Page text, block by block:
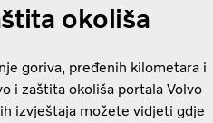
okoliša
goriva, pređenih kilometara i
i zaštita okoliša portala Volvo
izvještaja možete vidjeti gdje